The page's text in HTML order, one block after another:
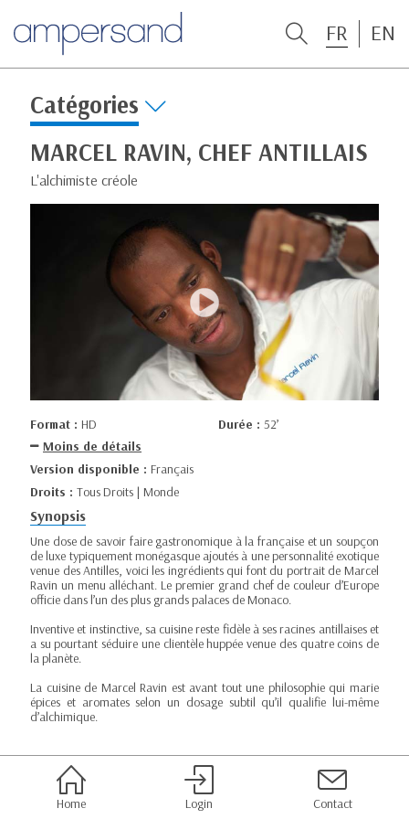
FR EN
Catégories
MARCEL RAVIN, CHEF ANTILLAIS
L'alchimiste créole
Format : HD Durée : 52’
Moins de détails
Version disponible : Français
Droits : Tous Droits | Monde
Synopsis
Une dose de savoir faire gastronomique à la française et un soupçon
de luxe typiquement monégasque ajoutés à une personnalité exotique
venue des Antilles, voici les ingrédients qui font du portrait de Marcel
Ravin un menu alléchant. Le premier grand chef de couleur d’Europe
officie dans l’un des plus grands palaces de Monaco.
Inventive et instinctive, sa cuisine reste fidèle à ses racines antillaises et
a su pourtant séduire une clientèle huppée venue des quatre coins de
la planète.
La cuisine de Marcel Ravin est avant tout une philosophie qui marie
épices et aromates selon un dosage subtil qu’il qualifie lui-même
d’alchimique.
Home Login Contact